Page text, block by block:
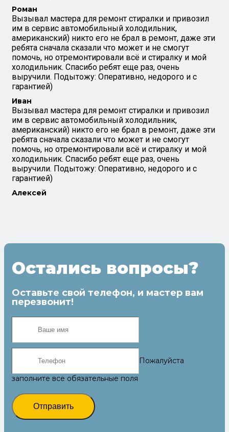
Роман
Вызывал мастера для ремонт стиралки и привозил
им в сервис автомобильный холодильник,
американский) никто его не брал в ремонт, даже эти
ребята сначала сказали что может и не смогут
помочь, но отремонтировали всё и стиралку и мой
холодильник. Спасибо ребят еще раз, очень
выручили. Подытожу: Оперативно, недорого и с
гарантией)
Иван
Вызывал мастера для ремонт стиралки и привозил
им в сервис автомобильный холодильник,
американский) никто его не брал в ремонт, даже эти
ребята сначала сказали что может и не смогут
помочь, но отремонтировали всё и стиралку и мой
холодильник. Спасибо ребят еще раз, очень
выручили. Подытожу: Оперативно, недорого и с
гарантией)
Алексей
Остались вопросы?
Оставьте свой телефон, и мастер вам
перезвонит!
Пожалуйста
заполните все обязательные поля
Отправить